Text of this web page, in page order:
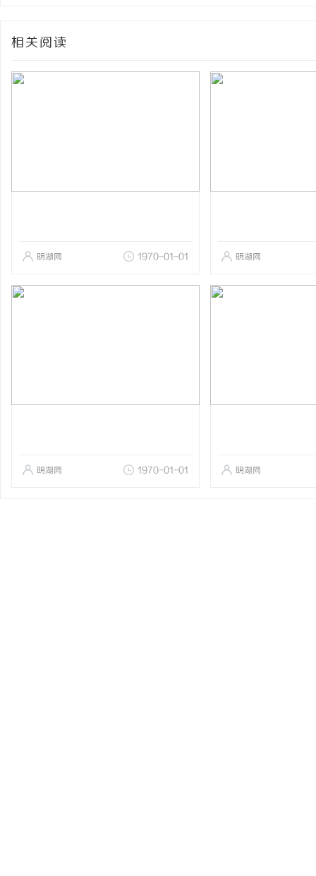
相关阅读
明湖网 1970-01-01 明湖网
明湖网 1970-01-01 明湖网